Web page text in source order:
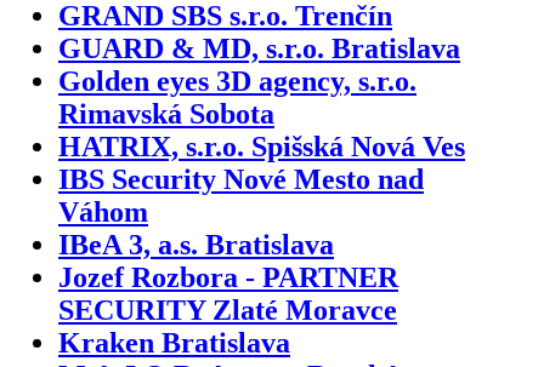
GRAND SBS s.r.o. Trenčín
GUARD & MD, s.r.o. Bratislava
Golden eyes 3D agency, s.r.o.
Rimavská Sobota
HATRIX, s.r.o. Spišská Nová Ves
IBS Security Nové Mesto nad
Váhom
IBeA 3, a.s. Bratislava
Jozef Rozbora - PARTNER
SECURITY Zlaté Moravce
Kraken Bratislava